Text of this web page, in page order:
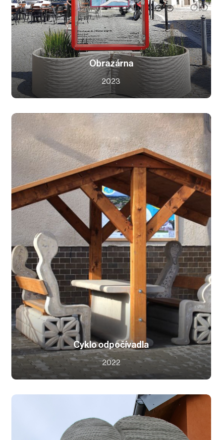
Obrazárna
2023
Cyklo odpočívadla
2022